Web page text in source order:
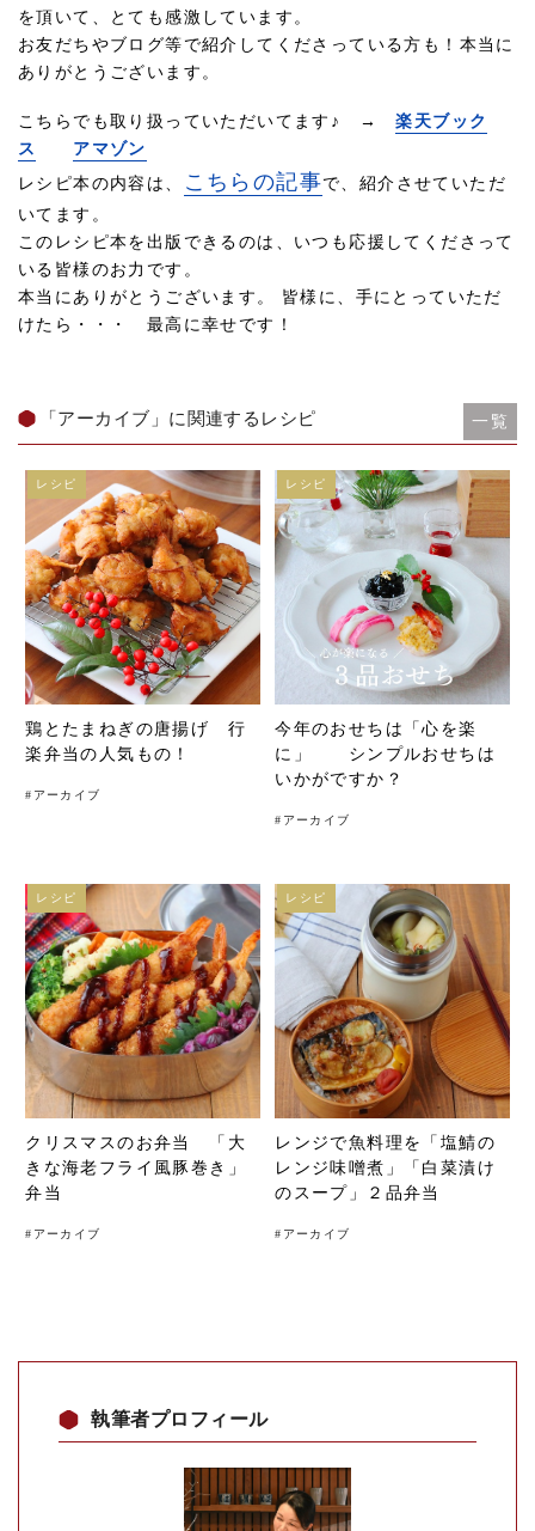
を頂いて、とても感激しています。
お友だちやブログ等で紹介してくださっている方も！本当に
ありがとうございます。
こちらでも取り扱っていただいてます♪ →楽天ブック
ス
アマゾン
レシピ本の内容は、
こちらの記事で、紹介させていただ
いてます。
このレシピ本を出版できるのは、いつも応援してくださって
いる皆様のお力です。
本当にありがとうございます。 皆様に、手にとっていただ
けたら・・・ 最高に幸せです！
「アーカイブ」に関連するレシピ 一覧
鶏とたまねぎの唐揚げ 行
楽弁当の人気もの！
# アーカイブ
レシピ
今年のおせちは「心を楽
に」 シンプルおせちは
いかがですか？
# アーカイブ
レシピ
クリスマスのお弁当 「大
きな海老フライ風豚巻き」
弁当
# アーカイブ
レシピ
レンジで魚料理を「塩鯖の
レンジ味噌煮」「白菜漬け
のスープ」２品弁当
# アーカイブ
レシピ
執筆者プロフィール